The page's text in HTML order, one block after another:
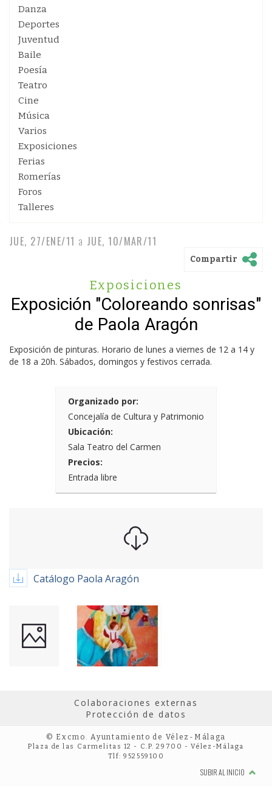
Danza
Deportes
Juventud
Baile
Poesía
Teatro
Cine
Música
Varios
Exposiciones
Ferias
Romerías
Foros
Talleres
JUE, 27/ENE/11 a JUE, 10/MAR/11
Compartir
Exposiciones
Exposición "Coloreando sonrisas"
de Paola Aragón
Exposición de pinturas. Horario de lunes a viernes de 12 a 14 y
de 18 a 20h. Sábados, domingos y festivos cerrada.
Organizado por:
Concejalía de Cultura y Patrimonio
Ubicación:
Sala Teatro del Carmen
Precios:
Entrada libre
Catálogo Paola Aragón
Colaboraciones externas
Protección de datos
© Excmo. Ayuntamiento de Vélez-Málaga
Plaza de las Carmelitas 12 - C.P. 29700 - Vélez-Málaga
Tlf: 952559100
SUBIR AL INICIO